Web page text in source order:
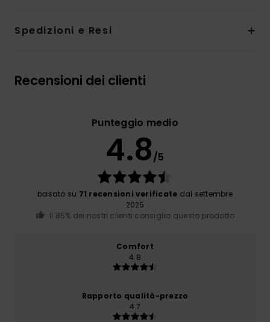
Spedizioni e Resi
Recensioni dei clienti
Punteggio medio
4.8/5
basato su 71 recensioni verificate dal settembre
2025
Il 85% dei nostri clienti consiglia questo prodotto
Comfort
4.8
Rapporto qualità-prezzo
4.7